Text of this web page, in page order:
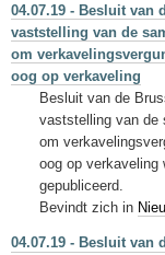
04.07.19 - Besluit van
vaststelling van de
om
oog op verkaveling
Besluit van de
vaststelling van de
om
oog op verkaveling
gepubliceerd.
Bevindt zich in
04.07.19 - Besluit van